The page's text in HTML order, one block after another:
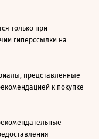
только при
гиперссылки на
представленные
к покупке